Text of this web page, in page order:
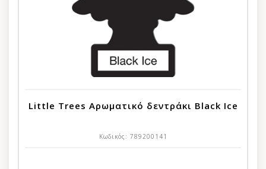
Little Trees Αρωματικό δεντράκι Black Ice
Κωδικός: 789200141